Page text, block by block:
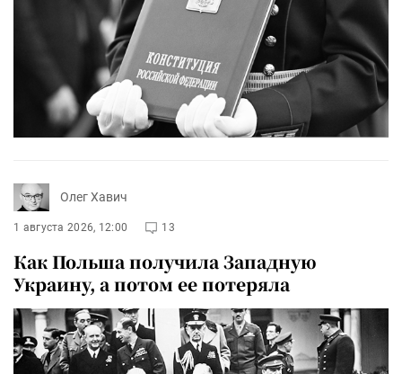
Олег Хавич
1 августа 2026, 12:00 13
Как Польша получила Западную
Украину, а потом ее потеряла